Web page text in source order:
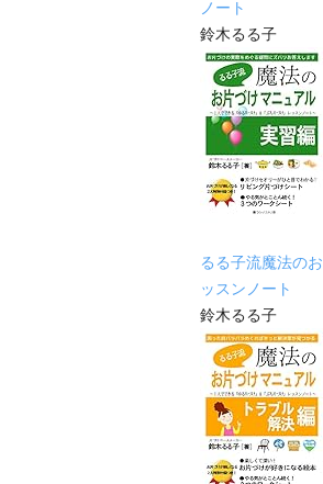
ノート
鈴木るる子
るる子流魔法の
ッスンノート
鈴木るる子